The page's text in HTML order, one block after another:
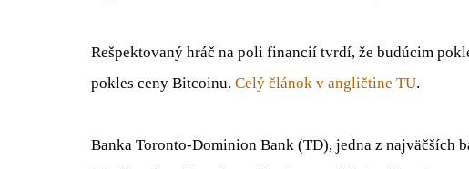
Rešpektovaný hráč na poli financií tvrdí, že budúcim
pokles ceny Bitcoinu. Celý článok v angličtine TU.
Banka Toronto-Dominion Bank (TD), jedna z najväčších